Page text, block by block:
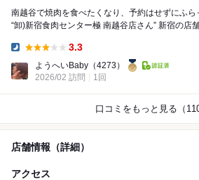
南越谷で焼肉を食べたくなり、予約はせずにふら
“卸)新宿食肉センター極 南越谷店さん” 新宿の店舗にはよく行っているの
3.3
ようへいBaby （4273）
2026/02 訪問
1回
口コミをもっと見る（110
店舗情報（詳細）
アクセス